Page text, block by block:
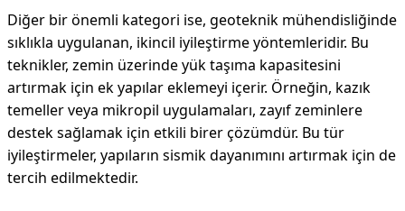
Diğer bir önemli kategori ise, geoteknik mühendisliğinde
sıklıkla uygulanan, ikincil iyileştirme yöntemleridir. Bu
teknikler, zemin üzerinde yük taşıma kapasitesini
artırmak için ek yapılar eklemeyi içerir. Örneğin, kazık
temeller veya mikropil uygulamaları, zayıf zeminlere
destek sağlamak için etkili birer çözümdür. Bu tür
iyileştirmeler, yapıların sismik dayanımını artırmak için de
tercih edilmektedir.